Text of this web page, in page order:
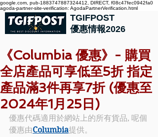
google.com, pub-1883747887324412, DIRECT, f08c47fec0942fa0
agoda-partner-site-verification: AgodaPartnerVerification.html
TGIFPOST
優惠情報2026
《Columbia 優惠》- 購買
全店產品可享低至5折 指定
產品滿3件再享7折 (優惠至
2024年1月25日)
優惠代碼適用於網站上的所有貨品, 呢個
優惠由Columbia提供。